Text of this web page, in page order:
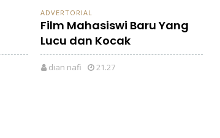
ADVERTORIAL
Film Mahasiswi Baru Yang
Lucu dan Kocak
dian nafi 21.27